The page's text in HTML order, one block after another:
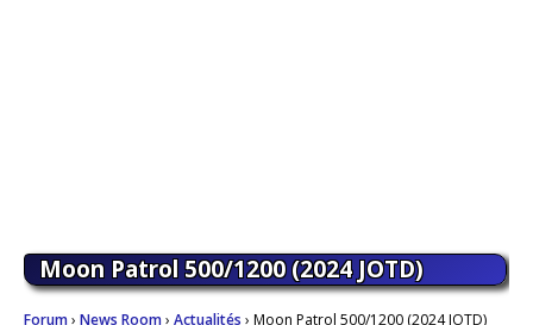
Moon Patrol 500/1200 (2024 JOTD)
Forum› News Room› Actualités › Moon Patrol 500/1200 (2024 JOTD)